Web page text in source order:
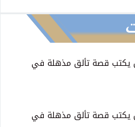
يكتب قصة تألق مذهلة في
يكتب قصة تألق مذهلة في